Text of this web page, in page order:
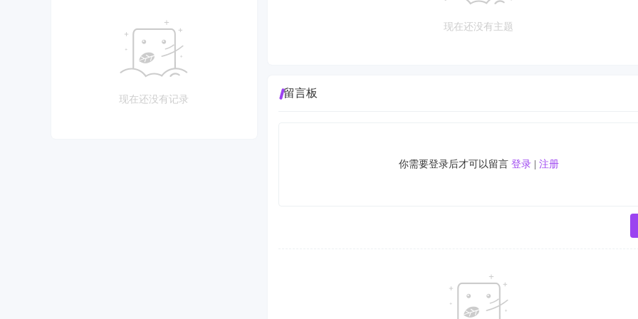
现在还没有记录
现在还没有主题
留言板
你需要登录后才可以留言 登录| 注册